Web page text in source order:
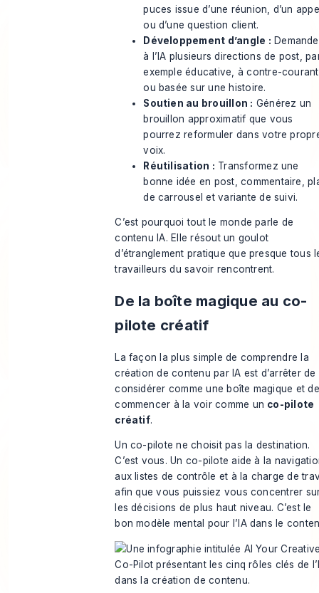
puces issue d’une réunion, d’un
ou d’une question client.
Développement d’angle :
à l’IA plusieurs directions de post,
exemple éducative, à contre-courant
ou basée sur une histoire.
Soutien au brouillon : Générez un
brouillon approximatif que vous
pourrez reformuler dans votre
voix.
Réutilisation : Transformez une
bonne idée en post, commentaire,
de carrousel et variante de suivi.
C’est pourquoi tout le monde parle de
contenu IA. Elle résout un goulot
d’étranglement pratique que presque tous
travailleurs du savoir rencontrent.
De la boîte magique au co-
pilote créatif
La façon la plus simple de comprendre la
création de contenu par IA est d’arrêter de
considérer comme une boîte magique et de
commencer à la voir comme un co-pilote
créatif.
Un co-pilote ne choisit pas la destination.
C’est vous. Un co-pilote aide à la
aux listes de contrôle et à la charge de
afin que vous puissiez vous concentrer
les décisions de plus haut niveau. C’est le
bon modèle mental pour l’IA dans le